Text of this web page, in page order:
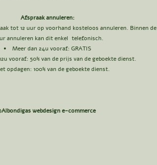
Afspraak annuleren:
tot 12 uur op voorhand kosteloos annuleren. Binnen de
annuleren kan dit enkel telefonisch.
Meer dan 24u vooraf: GRATIS​
vooraf: 50% van de prijs van de geboekte dienst.
opdagen: 100% van de geboekte dienst.
webdesign e-commerce